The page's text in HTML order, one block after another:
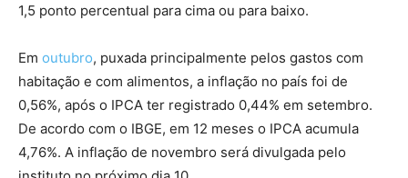
1,5 ponto percentual para cima ou para baixo.
Em outubro, puxada principalmente pelos gastos com
habitação e com alimentos, a inflação no país foi de
0,56%, após o IPCA ter registrado 0,44% em setembro.
De acordo com o IBGE, em 12 meses o IPCA acumula
4,76%. A inflação de novembro será divulgada pelo